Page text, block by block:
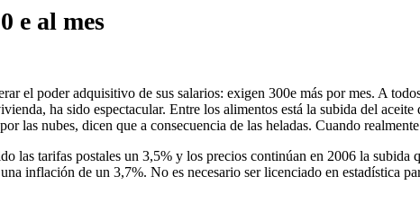
e al mes
el poder adquisitivo de sus salarios: exigen 300e más por mes. A
ha sido espectacular. Entre los alimentos está la subida del
las nubes, dicen que a consecuencia de las heladas. Cuando
las tarifas postales un 3,5% y los precios continúan en 2006 la
inflación de un 3,7%. No es necesario ser licenciado en estadística